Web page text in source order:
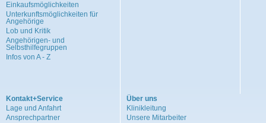
Einkaufsmöglichkeiten
Unterkunftsmöglichkeiten für
Angehörige
Lob und Kritik
Angehörigen- und
Selbsthilfegruppen
Infos von A - Z
Kontakt+Service
Lage und Anfahrt
Ansprechpartner
Über uns
Klinikleitung
Unsere Mitarbeiter